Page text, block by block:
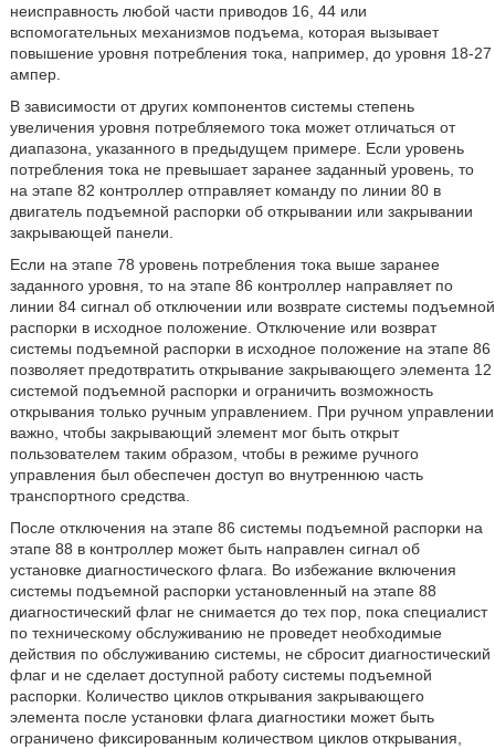
неисправность любой части приводов 16, 44 или
вспомогательных механизмов подъема, которая вызывает
повышение уровня потребления тока, например, до уровня 18-27
ампер.
В зависимости от других компонентов системы степень
увеличения уровня потребляемого тока может отличаться от
диапазона, указанного в предыдущем примере. Если уровень
потребления тока не превышает заранее заданный уровень, то
на этапе 82 контроллер отправляет команду по линии 80 в
двигатель подъемной распорки об открывании или закрывании
закрывающей панели.
Если на этапе 78 уровень потребления тока выше заранее
заданного уровня, то на этапе 86 контроллер направляет по
линии 84 сигнал об отключении или возврате системы подъемной
распорки в исходное положение. Отключение или возврат
системы подъемной распорки в исходное положение на этапе 86
позволяет предотвратить открывание закрывающего элемента 12
системой подъемной распорки и ограничить возможность
открывания только ручным управлением. При ручном управлении
важно, чтобы закрывающий элемент мог быть открыт
пользователем таким образом, чтобы в режиме ручного
управления был обеспечен доступ во внутреннюю часть
транспортного средства.
После отключения на этапе 86 системы подъемной распорки на
этапе 88 в контроллер может быть направлен сигнал об
установке диагностического флага. Во избежание включения
системы подъемной распорки установленный на этапе 88
диагностический флаг не снимается до тех пор, пока специалист
по техническому обслуживанию не проведет необходимые
действия по обслуживанию системы, не сбросит диагностический
флаг и не сделает доступной работу системы подъемной
распорки. Количество циклов открывания закрывающего
элемента после установки флага диагностики может быть
ограничено фиксированным количеством циклов открывания,